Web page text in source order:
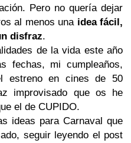
Pero no quería dejar
al menos una idea fácil,
disfraz.
de la vida este año
fechas, mi cumpleaños,
estreno en cines de 50
improvisado que os he
el de CUPIDO.
ideas para Carnaval que
seguir leyendo el post